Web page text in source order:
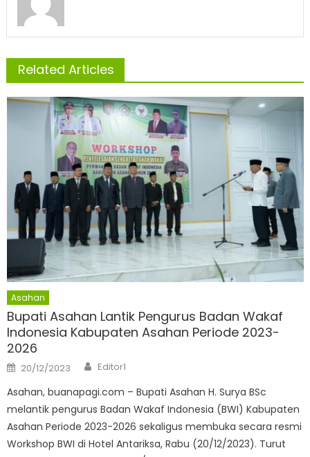
Related Articles
Asahan
Bupati Asahan Lantik Pengurus Badan Wakaf
Indonesia Kabupaten Asahan Periode 2023-
2026
Posted
on
20/12/2023 Author
Editor1
Asahan, buanapagi.com – Bupati Asahan H. Surya BSc
melantik pengurus Badan Wakaf Indonesia (BWI) Kabupaten
Asahan Periode 2023-2026 sekaligus membuka secara resmi
Workshop BWI di Hotel Antariksa, Rabu (20/12/2023). Turut